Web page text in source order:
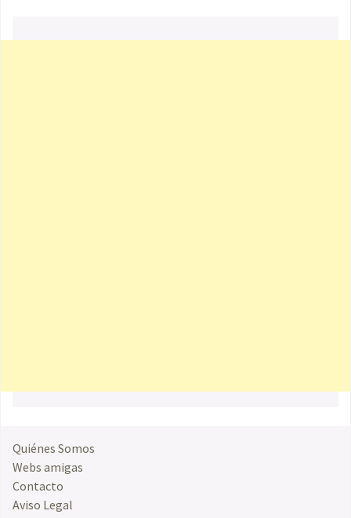
Quiénes Somos
Webs amigas
Contacto
Aviso Legal